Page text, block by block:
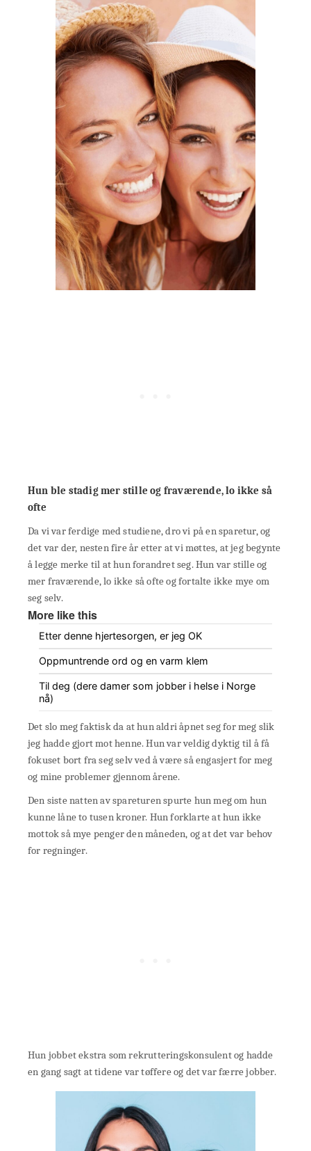
Hun ble stadig mer stille og fraværende, lo ikke så
ofte
Da vi var ferdige med studiene, dro vi på en sparetur, og
det var der, nesten fire år etter at vi møttes, at jeg begynte
å legge merke til at hun forandret seg. Hun var stille og
mer fraværende, lo ikke så ofte og fortalte ikke mye om
seg selv.
More like this
Etter denne hjertesorgen, er jeg OK
Oppmuntrende ord og en varm klem
Til deg (dere damer som jobber i helse i Norge
nå)
Det slo meg faktisk da at hun aldri åpnet seg for meg slik
jeg hadde gjort mot henne. Hun var veldig dyktig til å få
fokuset bort fra seg selv ved å være så engasjert for meg
og mine problemer gjennom årene.
Den siste natten av spareturen spurte hun meg om hun
kunne låne to tusen kroner. Hun forklarte at hun ikke
mottok så mye penger den måneden, og at det var behov
for regninger.
Hun jobbet ekstra som rekrutteringskonsulent og hadde
en gang sagt at tidene var tøffere og det var færre jobber.